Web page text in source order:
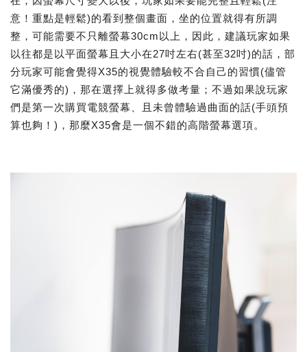
意！重點是輕鬆)的看到整個畫面，坐的位置就得有所調
整，可能需要不只離螢幕30cm以上，因此，建議玩家如果
以往都是以平面螢幕且大小在27吋左右(甚至32吋)的話，部
分玩家可能會覺得X35的視覺體驗較不合自己的習慣(儘管
它滿優秀的)，那在選擇上就得多做考量；不過如果說玩家
們是第一次購買電競螢幕、且未曾體驗過曲面的話(手頭預
算也夠！)，那麼X35會是一個不錯的高階螢幕選項。